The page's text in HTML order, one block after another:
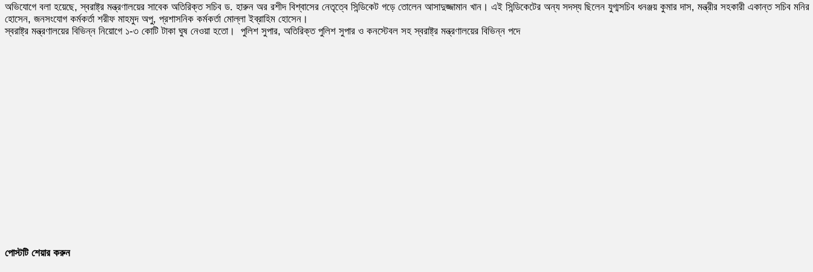
অভিযোগে বলা হয়েছে, স্বরাষ্ট্র মন্ত্রণালয়ের সাবেক অতিরিক্ত সচিব ড. হারুন অর রশীদ বিশ্বাসের নেতৃত্বে সিন্ডিকেট গড়ে তোলেন আসাদুজ্জামান খান। এই সিন্ডিকেটের অন্য সদস্য ছিলেন যুগ্মসচিব ধনঞ্জয় কুমার দাস, মন্ত্রীর সহকারী একান্ত সচিব মনির
হোসেন, জনসংযোগ কর্মকর্তা শরীফ মাহমুদ অপু, প্রশাসনিক কর্মকর্তা মোল্লা ইব্রাহিম হোসেন।
স্বরাষ্ট্র মন্ত্রণালয়ের বিভিন্ন নিয়োগে ১-৩ কোটি টাকা ঘুষ নেওয়া হতো। পুলিশ সুপার, অতিরিক্ত পুলিশ সুপার ও কনস্টেবল সহ স্বরাষ্ট্র মন্ত্রণালয়ের বিভিন্ন পদে
পোস্টটি শেয়ার করুন